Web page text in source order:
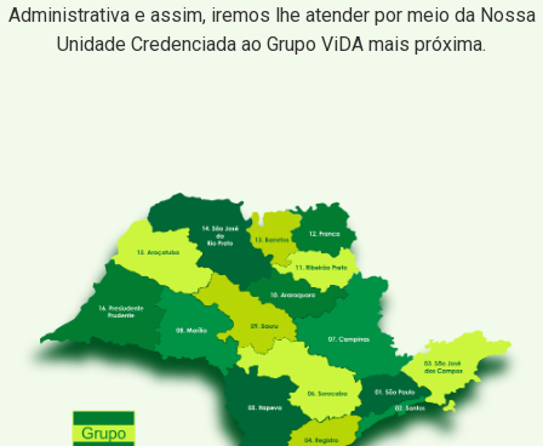
Administrativa e assim, iremos lhe atender por meio da Nossa
Unidade Credenciada ao Grupo ViDA mais próxima.